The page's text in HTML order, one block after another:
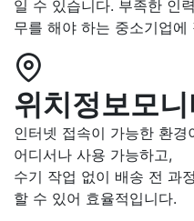
일 수 있습니다. 부족한 인
무를 해야 하는 중소기업에
위치정보모
인터넷 접속이 가능한 환경
어디서나 사용 가능하고,
수기 작업 없이 배송 전 과
할 수 있어 효율적입니다.